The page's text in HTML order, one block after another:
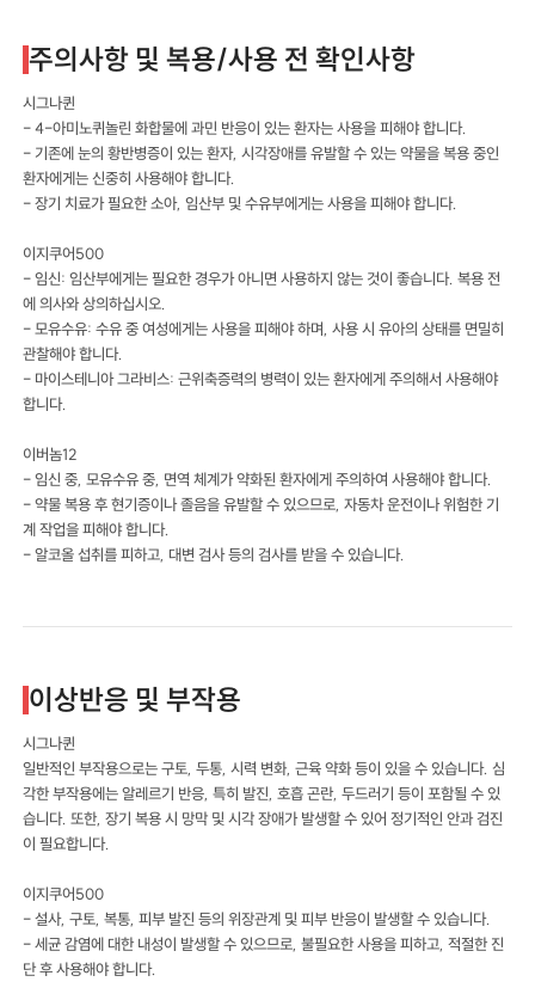
주의사항 및 복용/사용 전 확인사항
시그나퀸
- 4-아미노퀴놀린 화합물에 과민 반응이 있는 환자는 사용을 피해야 합니다.
- 기존에 눈의 황반병증이 있는 환자, 시각장애를 유발할 수 있는 약물을 복용 중인
환자에게는 신중히 사용해야 합니다.
- 장기 치료가 필요한 소아, 임산부 및 수유부에게는 사용을 피해야 합니다.
이지쿠어500
- 임신: 임산부에게는 필요한 경우가 아니면 사용하지 않는 것이 좋습니다. 복용 전
에 의사와 상의하십시오.
- 모유수유: 수유 중 여성에게는 사용을 피해야 하며, 사용 시 유아의 상태를 면밀히
관찰해야 합니다.
- 마이스테니아 그라비스: 근위축증력의 병력이 있는 환자에게 주의해서 사용해야
합니다.
이버놈12
- 임신 중, 모유수유 중, 면역 체계가 약화된 환자에게 주의하여 사용해야 합니다.
- 약물 복용 후 현기증이나 졸음을 유발할 수 있으므로, 자동차 운전이나 위험한 기
계 작업을 피해야 합니다.
- 알코올 섭취를 피하고, 대변 검사 등의 검사를 받을 수 있습니다.
이상반응 및 부작용
시그나퀸
일반적인 부작용으로는 구토, 두통, 시력 변화, 근육 약화 등이 있을 수 있습니다. 심
각한 부작용에는 알레르기 반응, 특히 발진, 호흡 곤란, 두드러기 등이 포함될 수 있
습니다. 또한, 장기 복용 시 망막 및 시각 장애가 발생할 수 있어 정기적인 안과 검진
이 필요합니다.
이지쿠어500
- 설사, 구토, 복통, 피부 발진 등의 위장관계 및 피부 반응이 발생할 수 있습니다.
- 세균 감염에 대한 내성이 발생할 수 있으므로, 불필요한 사용을 피하고, 적절한 진
단 후 사용해야 합니다.